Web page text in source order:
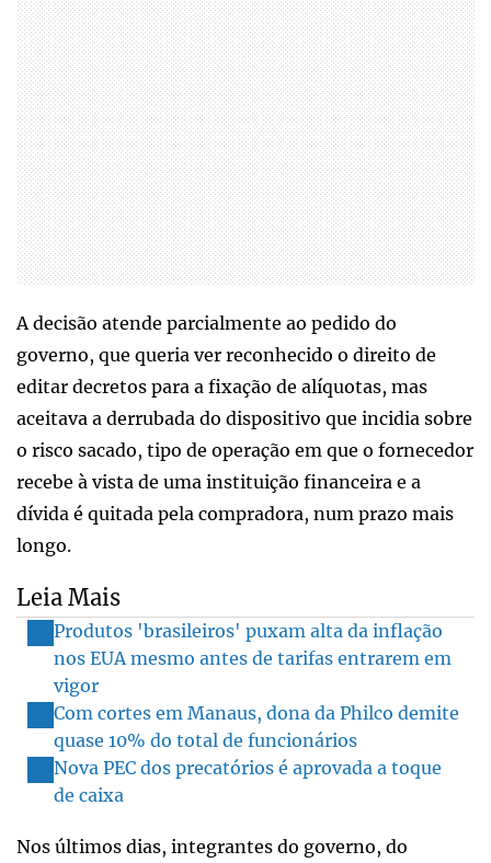
A decisão atende parcialmente ao pedido do
governo, que queria ver reconhecido o direito de
editar decretos para a fixação de alíquotas, mas
aceitava a derrubada do dispositivo que incidia sobre
o risco sacado, tipo de operação em que o fornecedor
recebe à vista de uma instituição financeira e a
dívida é quitada pela compradora, num prazo mais
longo.
Leia Mais
Produtos 'brasileiros' puxam alta da inflação
nos EUA mesmo antes de tarifas entrarem em
vigor
Com cortes em Manaus, dona da Philco demite
quase 10% do total de funcionários
Nova PEC dos precatórios é aprovada a toque
de caixa
Nos últimos dias, integrantes do governo, do